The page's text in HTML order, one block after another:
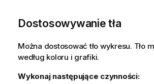
Dostosowywanie tła
Można dostosować tło wykresu. Tło
według koloru i grafiki.
Wykonaj następujące czynności: